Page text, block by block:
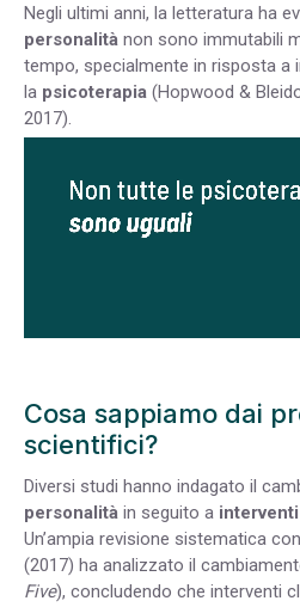
Negli ultimi anni, la letteratura ha
personalità non sono immutabili
tempo, specialmente in risposta a
la psicoterapia (Hopwood &
2017).
Cosa sappiamo dai
scientifici?
Diversi studi hanno indagato il
personalità in seguito a
Un’ampia revisione sistematica
(2017) ha analizzato il
Five), concludendo che interventi